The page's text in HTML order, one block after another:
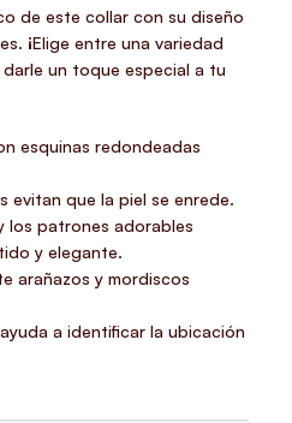
de este collar con su diseño
¡Elige entre una variedad
un toque especial a tu
esquinas redondeadas
evitan que la piel se enrede.
los patrones adorables
y elegante.
arañazos y mordiscos
a identificar la ubicación